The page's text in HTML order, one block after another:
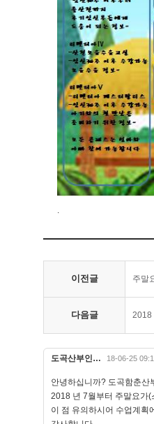
.
이전글 주말
다음글 2018
도곡산부인… 18-06-25
안녕하십니까? 도곡함춘산
2018 년 7월부터 주말요가
이 점 유의하시어 수업계획